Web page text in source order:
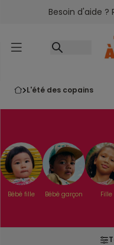
Accéder au contenu
Besoin d'aide ?
l'été des copains
Bébé fille Bébé garçon Fille